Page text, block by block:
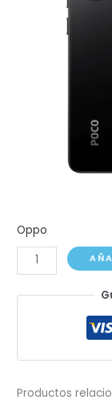
Oppo
Oppo
Find
X7
Productos